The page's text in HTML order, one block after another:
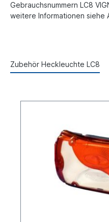
Gebrauchsnummern LC8
weitere Informationen siehe
Zubehör Heckleuchte LC8